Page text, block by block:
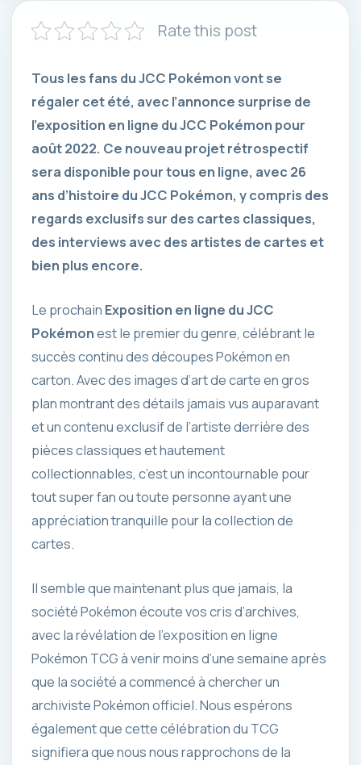
Rate this post
Tous les fans du JCC Pokémon vont se
régaler cet été, avec l’annonce surprise de
l’exposition en ligne du JCC Pokémon pour
août 2022. Ce nouveau projet rétrospectif
sera disponible pour tous en ligne, avec 26
ans d’histoire du JCC Pokémon, y compris des
regards exclusifs sur des cartes classiques,
des interviews avec des artistes de cartes et
bien plus encore.
Le prochain Exposition en ligne du JCC
Pokémonest le premier du genre, célébrant le
succès continu des découpes Pokémon en
carton. Avec des images d’art de carte en gros
plan montrant des détails jamais vus auparavant
et un contenu exclusif de l’artiste derrière des
pièces classiques et hautement
collectionnables, c’est un incontournable pour
tout super fan ou toute personne ayant une
appréciation tranquille pour la collection de
cartes.
Il semble que maintenant plus que jamais, la
société Pokémon écoute vos cris d’archives,
avec la révélation de l’exposition en ligne
Pokémon TCG à venir moins d’une semaine après
que la société a commencé à chercher un
archiviste Pokémon officiel. Nous espérons
également que cette célébration du TCG
signifiera que nous nous rapprochons de la